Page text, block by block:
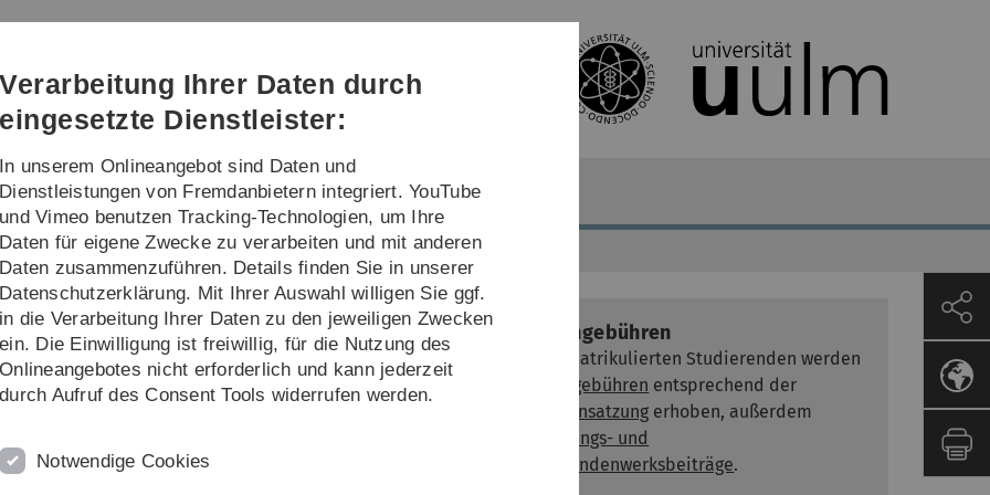
Direkt
Direkt
Direkt
(Sprache,
Drucken,
Social
Direkt
Direkt
Projekte Über uns
Immatrikulation und Rückmeldung
in einen berufsbegleitenden, weiterbildenden
im Laufe eines Semesters ein, zwei, drei oder mehr
Anzahl der Module an, die Sie im laufenden
vor. Bitte senden Sie das Formular zu Ihrer
Studiengebühren
Von immatrikulierten Studierenden werden
Studiengebühren entsprechend der
Gebührensatzung erhoben, außerdem
Verwaltungs- und
Studierendenwerksbeiträge.
Verarbeitung Ihrer Daten durch
eingesetzte Dienstleister:
In unserem Onlineangebot sind Daten und
Dienstleistungen von Fremdanbietern integriert. YouTube
und Vimeo benutzen Tracking-Technologien, um Ihre
Daten für eigene Zwecke zu verarbeiten und mit anderen
Daten zusammenzuführen. Details finden Sie in unserer
Datenschutzerklärung. Mit Ihrer Auswahl willigen Sie ggf.
in die Verarbeitung Ihrer Daten zu den jeweiligen Zwecken
ein. Die Einwilligung ist freiwillig, für die Nutzung des
Onlineangebotes nicht erforderlich und kann jederzeit
durch Aufruf des Consent Tools widerrufen werden.
Notwendige Cookies